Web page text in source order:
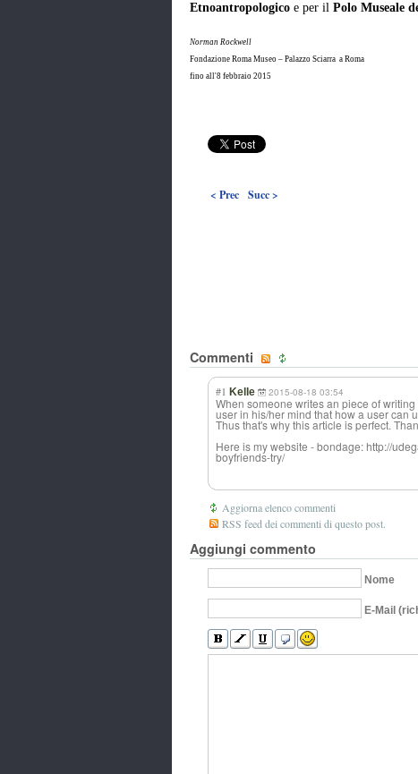
Etnoantropologico e per il Polo Museale
Norman Rockwell
Fondazione Roma Museo – Palazzo Sciarra a Roma
fino all'8 febbraio 2015
< Prec Succ >
Commenti
#1 Kelle 2015-08-18 03:54
When someone writes an piece of
user in his/her mind that how a user can
Thus that's why this article is perfect.
Here is my website - bondage: http://
boyfriends-try/
Aggiorna elenco commenti
RSS feed dei commenti di questo post.
Aggiungi commento
Nome
E-Mail